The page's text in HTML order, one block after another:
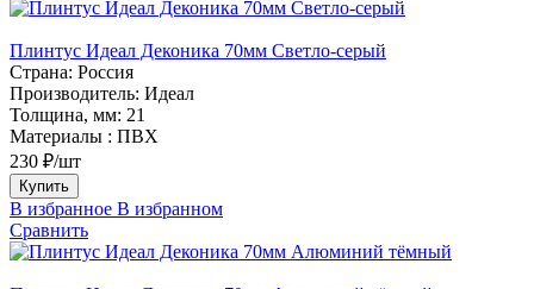
Плинтус Идеал Деконика 70мм Светло-серый
Страна: Россия
Производитель: Идеал
Толщина, мм: 21
Материалы : ПВХ
230 ₽/шт
Купить
В избранное В избранном
Сравнить